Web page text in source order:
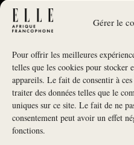
Gérer le
Pour offrir les meilleures
telles que les cookies pour stocker
appareils. Le fait de consentir à
traiter des données telles que le
uniques sur ce site. Le fait de ne
consentement peut avoir un effet
fonctions.